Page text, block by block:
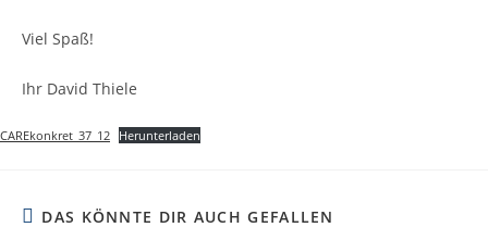
Viel Spaß!
Ihr David Thiele
CAREkonkret_37_12 Herunterladen
DAS KÖNNTE DIR AUCH GEFALLEN